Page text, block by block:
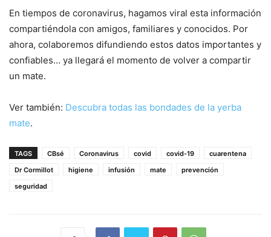
En tiempos de coronavirus, hagamos viral esta información
compartiéndola con amigos, familiares y conocidos. Por
ahora, colaboremos difundiendo estos datos importantes y
confiables… ya llegará el momento de volver a compartir
un mate.
Ver también: Descubra todas las bondades de la yerba
mate.
TAGS CBsé Coronavirus covid covid-19
cuarentena
Dr Cormillot
higiene infusión mate
prevención
seguridad